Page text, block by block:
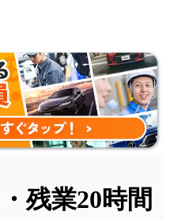
残業20時間